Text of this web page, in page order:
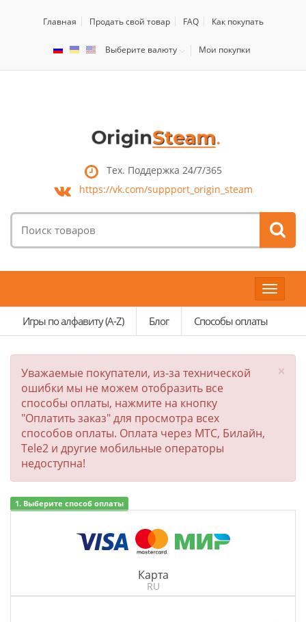
Главная Продать свой товар FAQ Как покупать
Выберите валюту Мои покупки
Тех. Поддержка 24/7/365
https://vk.com/suppport_origin_steam
товаров:
Toggle
Игры по алфавиту (A-Z)
Блог Способы оплаты
×
Уважаемые покупатели, из-за технической
ошибки мы не можем отобразить все
способы оплаты, нажмите на кнопку
"Оплатить заказ" для просмотра всех
способов оплаты. Оплата через МТС, Билайн,
Tele2 и другие мобильные операторы
недоступна!
1. Выберите способ оплаты
Карта
RU